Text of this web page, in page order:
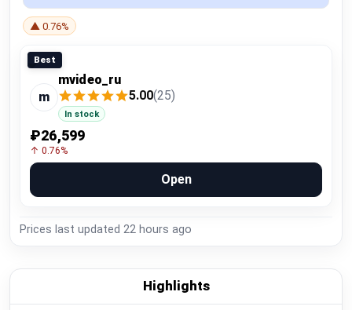
▲ 0.76%
Best
m
mvideo_ru
5.00(25)
In stock
₽26,599
↑ 0.76%
Open
Prices last updated 22 hours ago
Highlights